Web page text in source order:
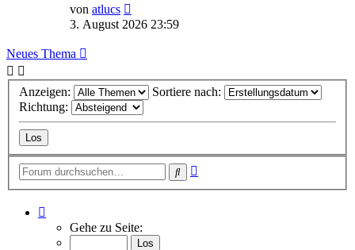
von atlucs
Beitrag
3. August 2026 23:59
Neues Thema
Anzeigen:
Sortiere nach:
Richtung:
Suche
von
Gehe zu Seite: